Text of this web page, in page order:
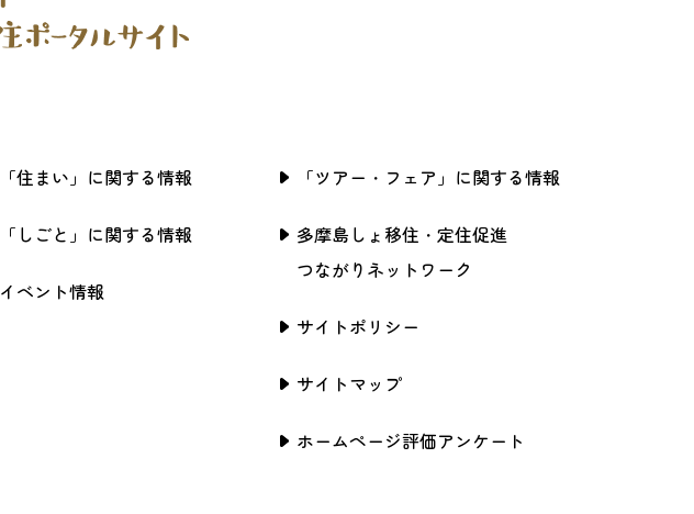
「住まい」に関する情報
「しごと」に関する情報
イベント情報
「ツアー・フェア」に関する情報
多摩島しょ移住・定住促進
つながりネットワーク
サイトポリシー
サイトマップ
ホームページ評価アンケート